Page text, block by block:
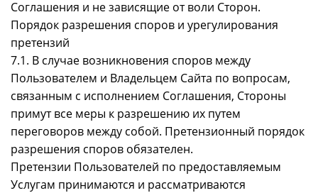
Соглашения и не зависящие от воли Сторон.
Порядок разрешения споров и урегулирования
претензий
7.1. В случае возникновения споров между
Пользователем и Владельцем Сайта по вопросам,
связанным с исполнением Соглашения, Стороны
примут все меры к разрешению их путем
переговоров между собой. Претензионный порядок
разрешения споров обязателен.
Претензии Пользователей по предоставляемым
Услугам принимаются и рассматриваются